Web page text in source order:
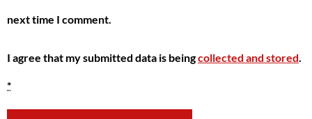
next time I comment.
I agree that my submitted data is beingcollected and stored
*